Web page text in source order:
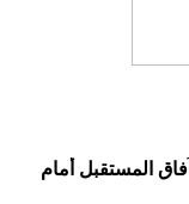
المستقبل أمام